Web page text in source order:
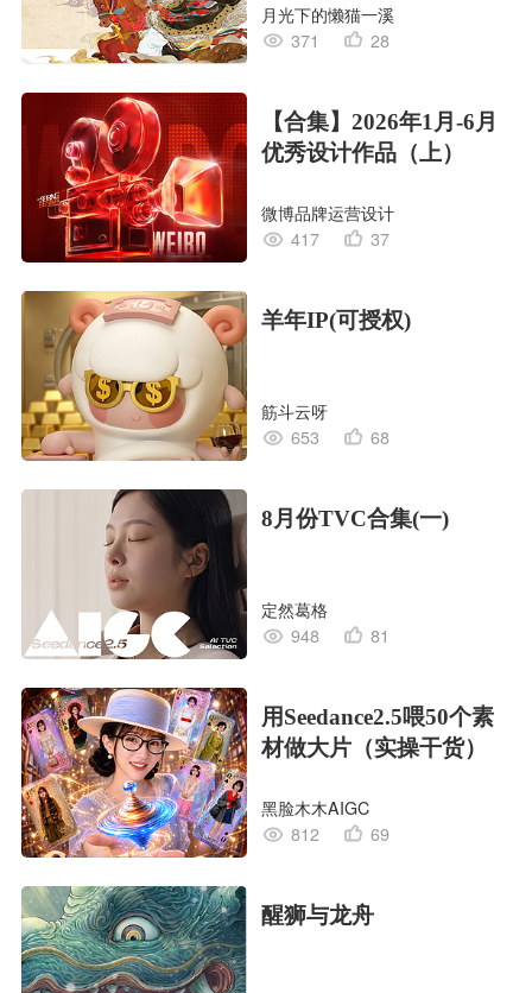
月光下的懒猫一溪
371
28
【合集】2026年1月-6月
优秀设计作品（上）
微博品牌运营设计
417
37
羊年IP(可授权)
筋斗云呀
653
68
8月份TVC合集(一)
定然葛格
948
81
用Seedance2.5喂50个素
材做大片（实操干货）
黑脸木木AIGC
812
69
醒狮与龙舟